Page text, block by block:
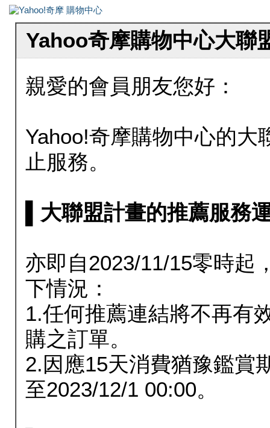
Yahoo奇摩購物中心大聯
親愛的會員朋友您好：
Yahoo!奇摩購物中心的大
止服務。
▌大聯盟計畫的推薦服務
亦即自2023/11/15零時起
下情況：
1.任何推薦連結將不再有
購之訂單。
2.因應15天消費猶豫鑑賞
至2023/12/1 00:00。